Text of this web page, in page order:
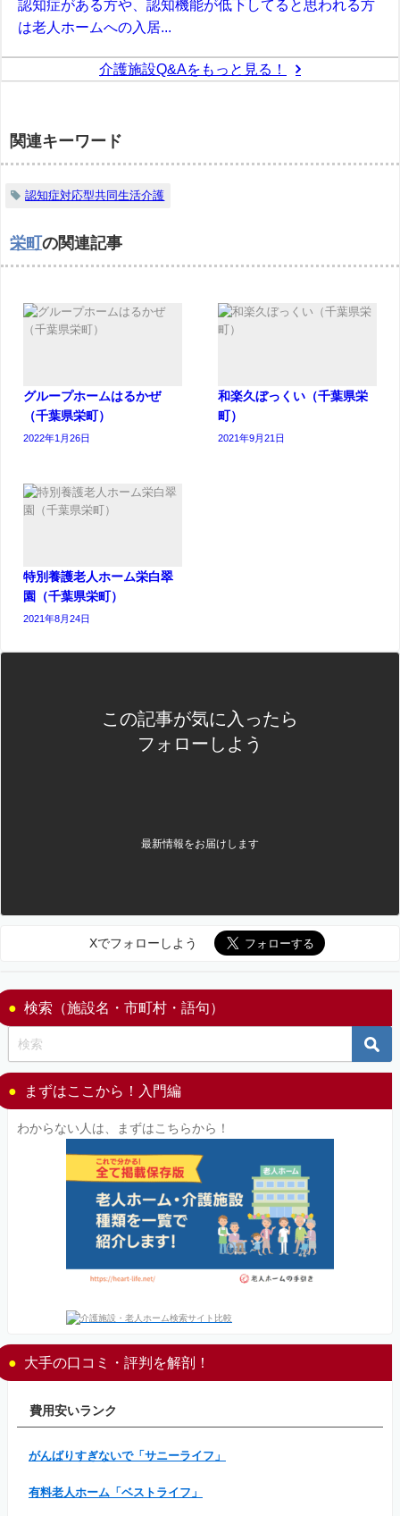
認知症がある方や、認知機能が低下してると思われる方
は老人ホームへの入居...
介護施設Q&Aをもっと見る！
関連キーワード
認知症対応型共同生活介護
栄町 の関連記事
グループホームはるかぜ
（千葉県栄町）
2022年1月26日
和楽久ぼっくい（千葉県栄
町）
2021年9月21日
特別養護老人ホーム栄白翠
園（千葉県栄町）
2021年8月24日
この記事が気に入ったら
フォローしよう
最新情報をお届けします
Xでフォローしよう
検索（施設名・市町村・語句）
まずはここから！入門編
わからない人は、まずはこちらから！
大手の口コミ・評判を解剖！
費用安いランク
がんばりすぎないで「サニーライフ」
有料老人ホーム「ベストライフ」